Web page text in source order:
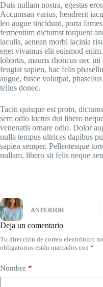
Duis nullam nostra, egestas
Accumsan varius, hendrerit
leo augue tincidunt, porta
fermentum dictumst torquent
iaculis, aenean morbi lacinia
eget vivamus elit euismod
lobortis, mauris rhoncus nec
feugiat sapien, hac felis
augue, fusce volutpat,
tellus donec.
Taciti quisque est proin,
sem odio luctus dui libero
venenatis ornare odio. Dolor
nulla tempus ultrices dapibus
sapien semper. Pellentesque
nullam, libero sit felis neque
ANTERIOR
Deja un comentario
Tu dirección de correo electrónico
obligatorios están marcados con *
Nombre *